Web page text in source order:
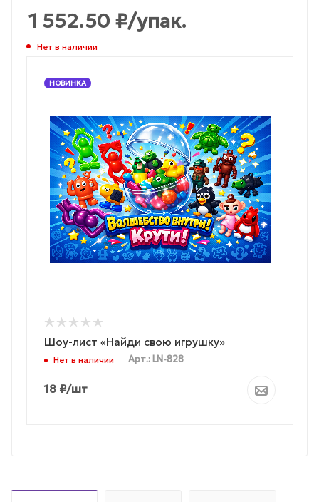
1 552.50 ₽/упак.
Нет в наличии
НОВИНКА
Шоу-лист «Найди свою игрушку»
Нет в наличии Арт.: LN-828
18 ₽/шт